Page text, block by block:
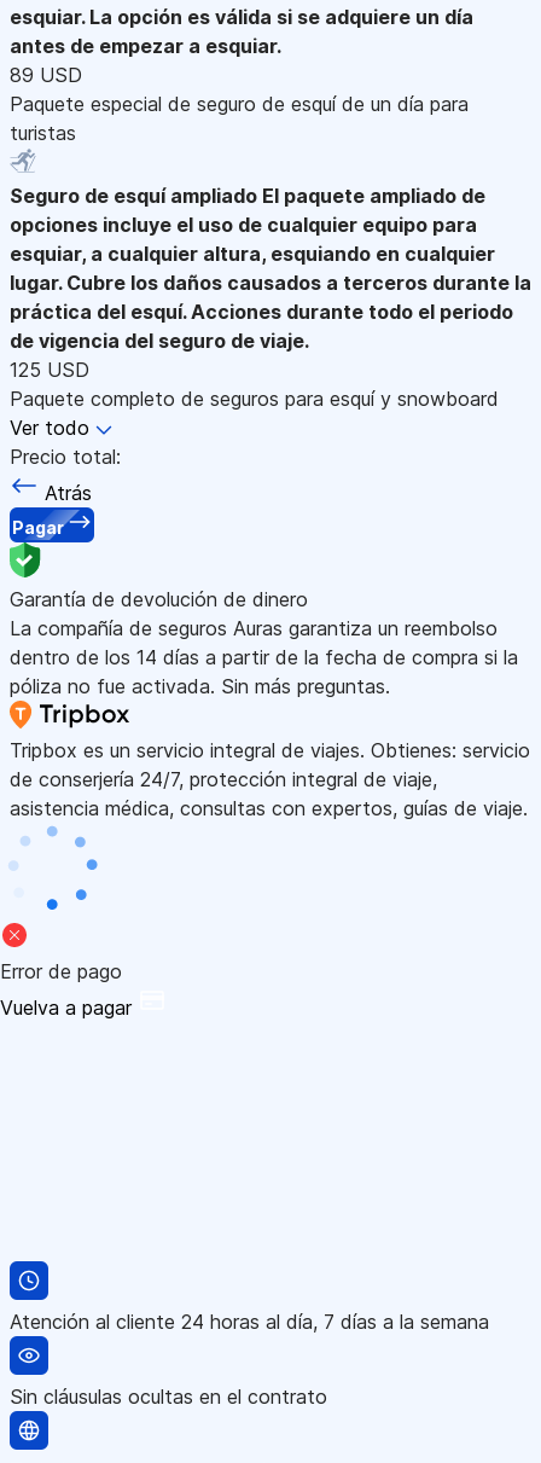
esquiar. La opción es válida si se adquiere un día
antes de empezar a esquiar.
89 USD
Paquete especial de seguro de esquí de un día para
turistas
Seguro de esquí ampliado El paquete ampliado de
opciones incluye el uso de cualquier equipo para
esquiar, a cualquier altura, esquiando en cualquier
lugar. Cubre los daños causados a terceros durante la
práctica del esquí. Acciones durante todo el periodo
de vigencia del seguro de viaje.
125 USD
Paquete completo de seguros para esquí y snowboard
Ver todo
Precio total:
Atrás
Pagar
Garantía de devolución de dinero
La compañía de seguros Auras garantiza un reembolso
dentro de los 14 días a partir de la fecha de compra si la
póliza no fue activada. Sin más preguntas.
Tripbox es un servicio integral de viajes. Obtienes: servicio
de conserjería 24/7, protección integral de viaje,
asistencia médica, consultas con expertos, guías de viaje.
Error de pago
Vuelva a pagar
Atención al cliente 24 horas al día, 7 días a la semana
Sin cláusulas ocultas en el contrato